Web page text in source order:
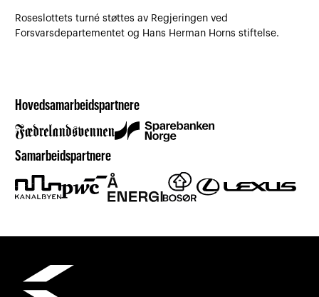
Roseslottets turné støttes av Regjeringen ved
Forsvarsdepartementet og Hans Herman Horns stiftelse.
Hovedsamarbeidspartnere
Samarbeidspartnere